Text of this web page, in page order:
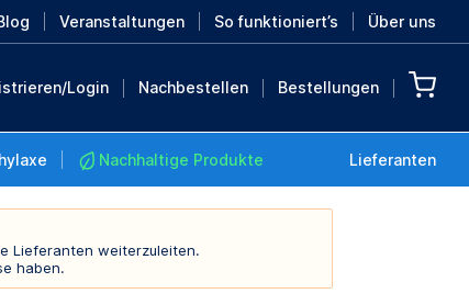
Veranstaltungen So funktioniert’s Über uns
Login Nachbestellen Bestellungen
Nachhaltige Produkte Lieferanten
Lieferanten weiterzuleiten.
haben.